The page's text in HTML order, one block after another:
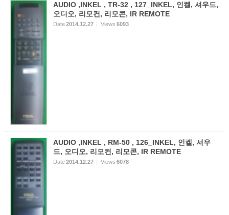
AUDIO ,INKEL , TR-32 , 127_INKEL, 인켈, 셔우드,
오디오, 리모컨, 리모콘, IR REMOTE
Date2014.12.27 Views 6093
AUDIO ,INKEL , RM-50 , 126_INKEL, 인켈, 셔우
드, 오디오, 리모컨, 리모콘, IR REMOTE
Date2014.12.27 Views 6078